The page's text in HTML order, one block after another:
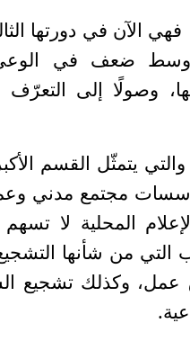
في دورتها
وسط ضعف في
، وصولًا إلى
والتي يتمثّل القسم
مجتمع مدني
المحلية لا تسهم
التي من شأنها
عمل، وكذلك تشجيع